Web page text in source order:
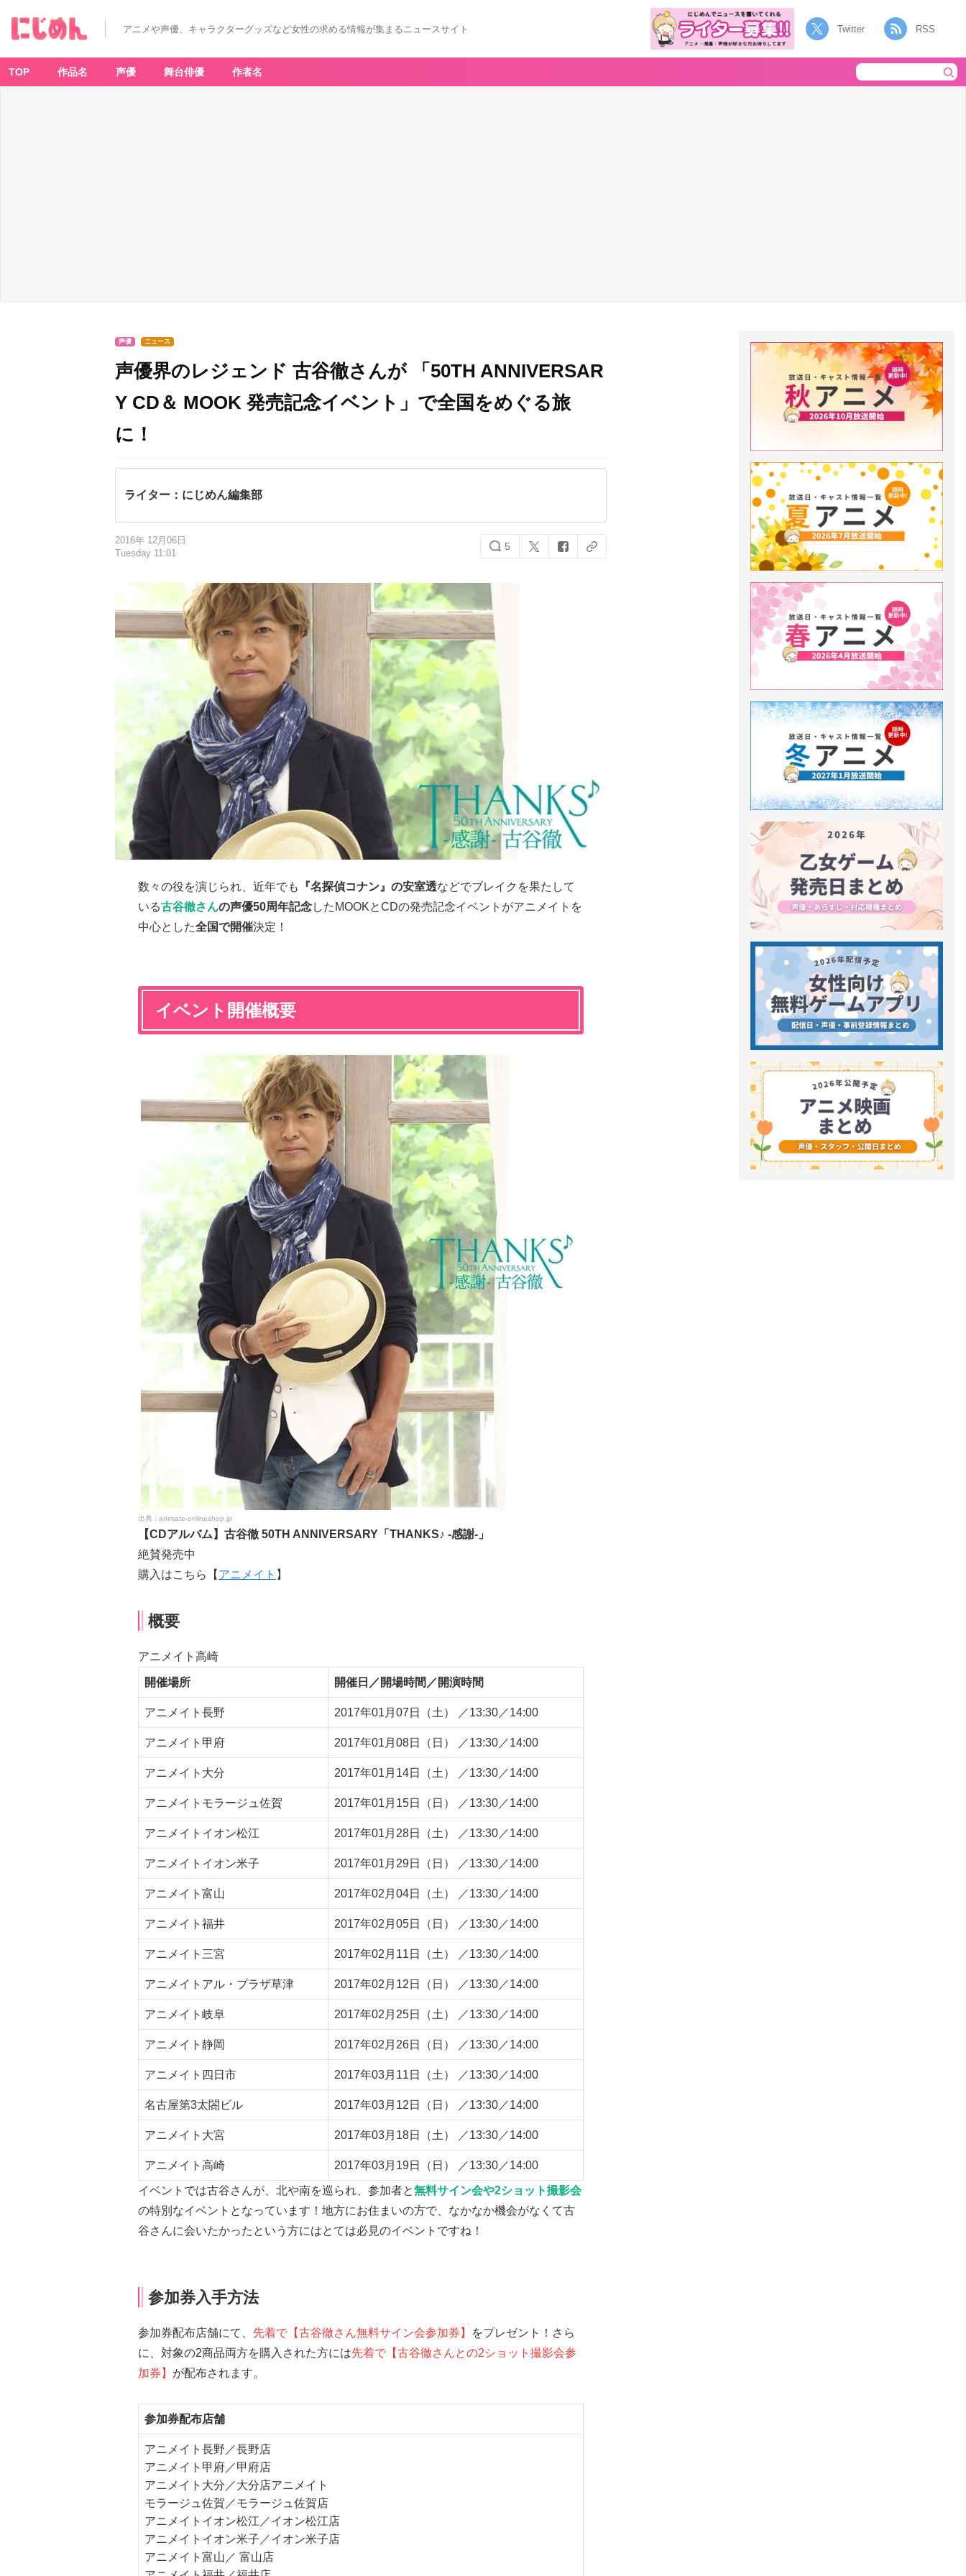
アニメや声優、キャラクターグッズなど女性の求める情報が集まるニュースサイト Twitter RSS
TOP 作品名 声優 舞台俳優 作者名
声優 ニュース
声優界のレジェンド 古谷徹さんが 「50TH ANNIVERSAR
Y CD＆ MOOK 発売記念イベント」で全国をめぐる旅
に！
ライター：にじめん編集部
2016年 12月06日
Tuesday 11:01
5
数々の役を演じられ、近年でも 『名探偵コナン』の安室透などでブレイクを果たして
いる古谷徹さんの声優50周年記念したMOOKとCDの発売記念イベントがアニメイトを
中心とした全国で開催決定！
イベント開催概要
animate-onlineshop.jp
【CDアルバム】古谷徹 50TH ANNIVERSARY「THANKS♪ -感謝-」
絶賛発売中
購入はこちら【 アニメイト 】
概要
アニメイト高崎
開催場所 開催日／開場時間／開演時間
アニメイト長野 2017年01月07日（土） ／13:30／14:00
アニメイト甲府 2017年01月08日（日） ／13:30／14:00
アニメイト大分 2017年01月14日（土） ／13:30／14:00
アニメイトモラージュ佐賀 2017年01月15日（日） ／13:30／14:00
アニメイトイオン松江 2017年01月28日（土） ／13:30／14:00
アニメイトイオン米子 2017年01月29日（日） ／13:30／14:00
アニメイト富山 2017年02月04日（土） ／13:30／14:00
アニメイト福井 2017年02月05日（日） ／13:30／14:00
アニメイト三宮 2017年02月11日（土） ／13:30／14:00
アニメイトアル・プラザ草津 2017年02月12日（日） ／13:30／14:00
アニメイト岐阜 2017年02月25日（土） ／13:30／14:00
アニメイト静岡 2017年02月26日（日） ／13:30／14:00
アニメイト四日市 2017年03月11日（土） ／13:30／14:00
名古屋第3太閤ビル 2017年03月12日（日） ／13:30／14:00
アニメイト大宮 2017年03月18日（土） ／13:30／14:00
アニメイト高崎 2017年03月19日（日） ／13:30／14:00
イベントでは古谷さんが、北や南を巡られ、参加者と無料サイン会や2ショット撮影会
の特別なイベントとなっています！地方にお住まいの方で、なかなか機会がなくて古
谷さんに会いたかったという方にはとては必見のイベントですね！
参加券入手方法
参加券配布店舗にて、 先着で 【古谷徹さん無料サイン会参加券】
をプレゼント！さら
に、対象の2商品両方を購入された方には先着で 【古谷徹さんとの2ショット撮影会参
加券】 が配布されます。
参加券配布店舗
アニメイト長野／長野店
アニメイト甲府／甲府店
アニメイト大分／大分店アニメイト
モラージュ佐賀／モラージュ佐賀店
アニメイトイオン松江／イオン松江店
アニメイトイオン米子／イオン米子店
アニメイト富山／ 富山店